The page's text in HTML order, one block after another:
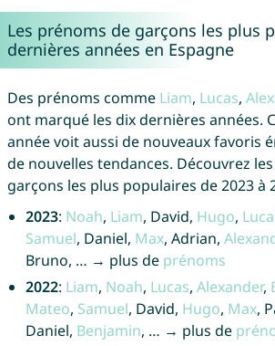
Les prénoms de garçons les plus
dernières années en Espagne
Des prénoms comme Liam, Lucas,
ont marqué les dix dernières années.
année voit aussi de nouveaux favoris
de nouvelles tendances. Découvrez
garçons les plus populaires de 2023 à
2023: Noah, Liam, David, Hugo,
Samuel, Daniel, Max, Adrian,
Bruno, … → plus de prénoms
2022: Liam, Noah, Lucas, Alexander,
Mateo, Samuel, David, Hugo, Max,
Daniel, Benjamin, … → plus de